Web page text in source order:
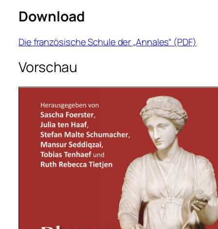
Download
Die französische Schule der „Annales“ (PDF)
Vorschau